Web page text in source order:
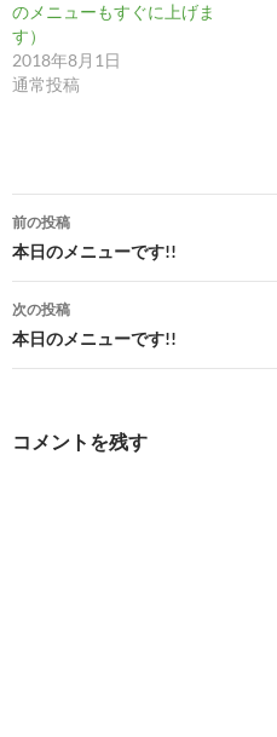
のメニューもすぐに上げま
す）
2018年8月1日
通常投稿
投
稿
ナ
ビ
前の投稿
本日のメニューです!!
次の投稿
本日のメニューです!!
コメントを残す